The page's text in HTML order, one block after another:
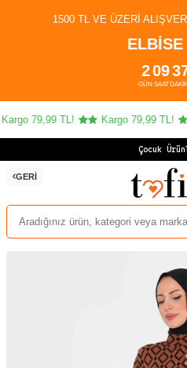
1500 TL VE ÜZERI
2
GÜN
09
SAAT
79,99 TL! Kargo 79,99 TL!
Çocuk
GERI